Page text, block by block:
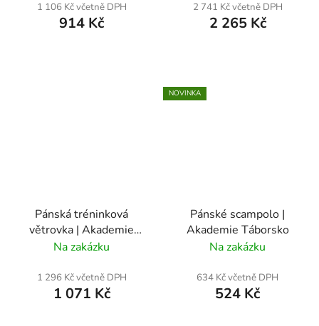
1 106 Kč včetně DPH
914 Kč
2 741 Kč včetně DPH
2 265 Kč
Pánská tréninková
větrovka | Akademie
Táborsko
Na zakázku
1 296 Kč včetně DPH
1 071 Kč
NOVINKA
Pánské scampolo |
Akademie Táborsko
Na zakázku
634 Kč včetně DPH
524 Kč